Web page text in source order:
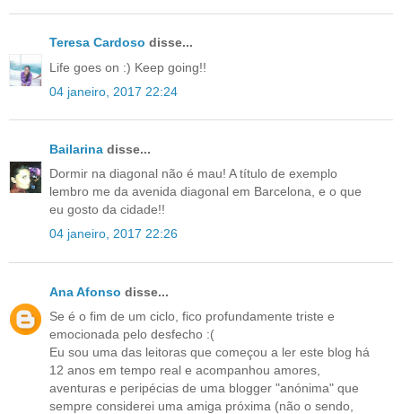
Teresa Cardoso disse...
Life goes on :) Keep going!!
04 janeiro, 2017 22:24
Bailarina disse...
Dormir na diagonal não é mau! A título de exemplo
lembro me da avenida diagonal em Barcelona, e o que
eu gosto da cidade!!
04 janeiro, 2017 22:26
Ana Afonso disse...
Se é o fim de um ciclo, fico profundamente triste e
emocionada pelo desfecho :(
Eu sou uma das leitoras que começou a ler este blog há
12 anos em tempo real e acompanhou amores,
aventuras e peripécias de uma blogger "anónima" que
sempre considerei uma amiga próxima (não o sendo,